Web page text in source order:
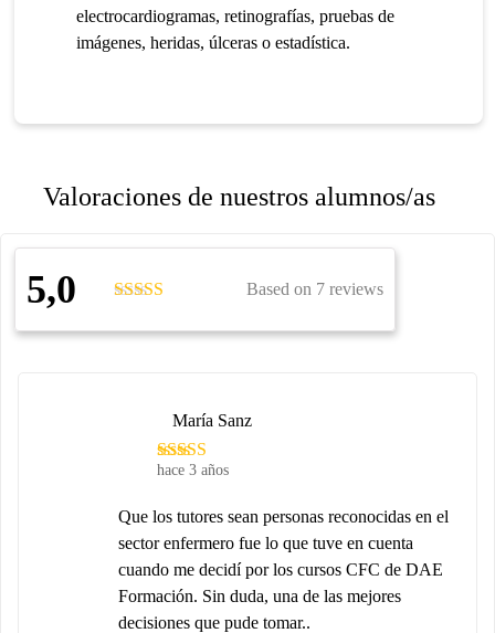
electrocardiogramas, retinografías, pruebas de
imágenes, heridas, úlceras o estadística.
Valoraciones de nuestros alumnos/as
5,0 Based on 7 reviews
hace 3 años
María Sanz
Que los tutores sean personas reconocidas en el
sector enfermero fue lo que tuve en cuenta
cuando me decidí por los cursos CFC de DAE
Formación. Sin duda, una de las mejores
decisiones que pude tomar..